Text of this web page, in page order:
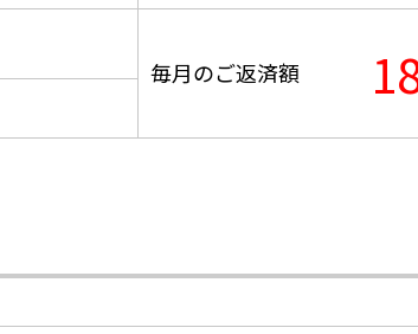
毎月のご返済額